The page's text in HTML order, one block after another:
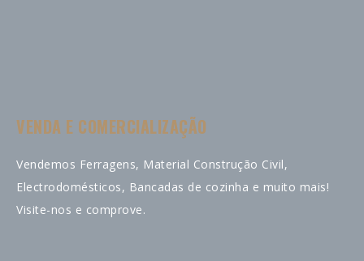
VENDA E COMERCIALIZAÇÃO
Vendemos Ferragens, Material Construção Civil,
Electrodomésticos, Bancadas de cozinha e muito mais!
Visite-nos e comprove.